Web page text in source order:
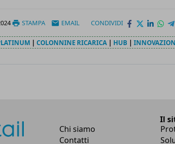
STAMPA EMAIL CONDIVIDI
| COLONNINE RICARICA | HUB |
Associates: due novità per la gestione della supply
Il
Chi siamo
Contatti